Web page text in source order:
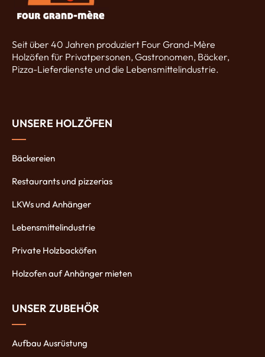
Seit über 40 Jahren produziert Four Grand-Mère
Holzöfen für Privatpersonen, Gastronomen, Bäcker,
Pizza-Lieferdienste und die Lebensmittelindustrie.
UNSERE HOLZÖFEN
Bäckereien
Restaurants und pizzerias
LKWs und Anhänger
Lebensmittelindustrie
Private Holzbacköfen
Holzofen auf Anhänger mieten
UNSER ZUBEHÖR
Aufbau Ausrüstung